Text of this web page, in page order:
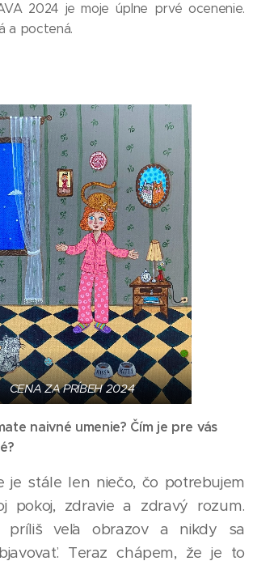
2024 je moje úplne prvé ocenenie.
a poctená.
CENA ZA PRÍBEH 2024
naivné umenie? Čím je pre vás
je stále len niečo, čo potrebujem
pokoj, zdravie a zdravý rozum.
príliš veľa obrazov a nikdy sa
Teraz chápem, že je to